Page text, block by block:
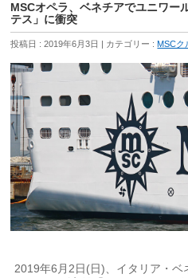
MSCオペラ、ベネチアでユニワー
テス」に衝突
投稿日 : 2019年6月3日 カテゴリー :MSCク
2019年6月2日(日)、イタリア・